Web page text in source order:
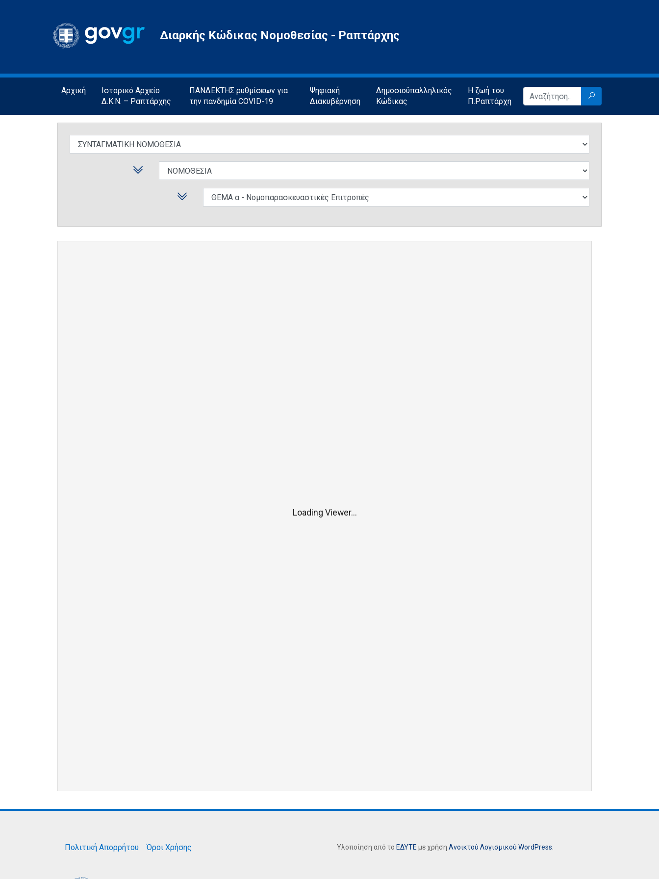
Gov.gr
Διαρκής Κώδικας Νομοθεσίας - Ραπτάρχης
Αρχική
Ιστορικό Αρχείο
Δ.Κ.Ν. – Ραπτάρχης
ΠΑΝΔΕΚΤΗΣ ρυθμίσεων για
την πανδημία COVID-19
Ψηφιακή
Διακυβέρνηση
Δημοσιοϋπαλληλικός
Κώδικας
Η ζωή του
Π.Ραπτάρχη
Loading Viewer...
Πολιτική Απορρήτου Όροι Χρήσης Υλοποίηση από το ΕΔΥΤΕ με χρήση Ανοικτού Λογισμικού WordPress